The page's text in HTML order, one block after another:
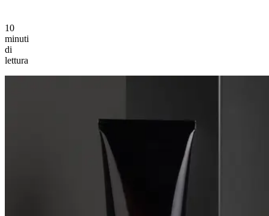
10
minuti
di
lettura